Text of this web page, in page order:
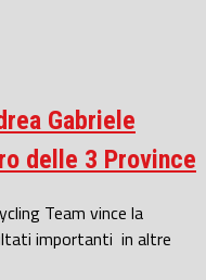
Gabriele
delle 3 Province
Team vince la
importanti in altre